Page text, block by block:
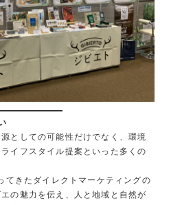
としての可能性だけでなく、環境
イフスタイル提案といった多くの
てきたダイレクトマーケティングの
の魅力を伝え、人と地域と自然が